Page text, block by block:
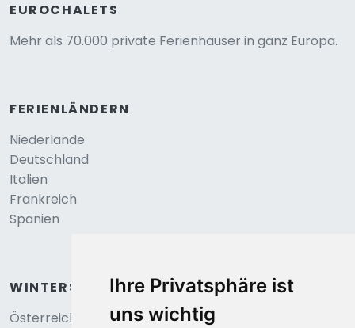
Ihre Privatsphäre ist
uns wichtig
EUROCHALETS
Mehr als 70.000 private Ferienhäuser in ganz Europa.
FERIENLÄNDERN
Niederlande
Deutschland
Italien
Frankreich
Spanien
WINTERSPORT
Österreich